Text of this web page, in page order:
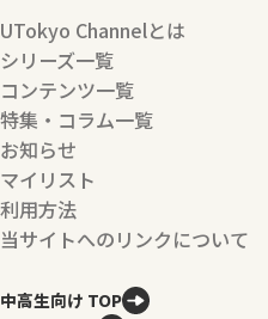
UTokyo Channelとは
シリーズ一覧
コンテンツ一覧
特集・コラム一覧
お知らせ
マイリスト
利用方法
当サイトへのリンクについて
中高生向け TOP